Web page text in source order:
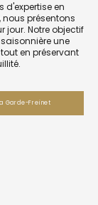
d'expertise en
présentons
jour. Notre objectif
une
en préservant
Garde-Freinet